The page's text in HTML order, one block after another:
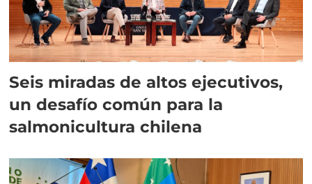
Seis miradas de altos ejecutivos,
un desafío común para la
salmonicultura chilena